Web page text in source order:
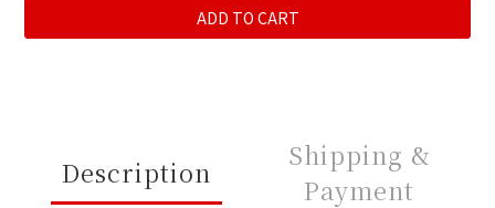
ADD TO CART
Description
Shipping &
Payment